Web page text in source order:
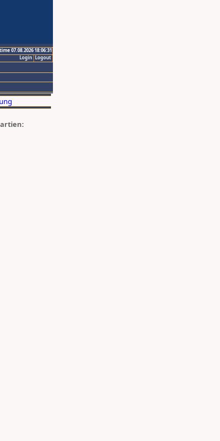
07.08.2026 18:06:31
Logout
Login